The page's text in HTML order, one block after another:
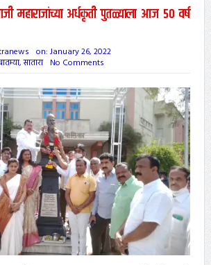
महाराजांच्या अर्धकृती पुतळ्याला आज 50 वर्ष
on: January 26, 2022
,सातारा No Comments